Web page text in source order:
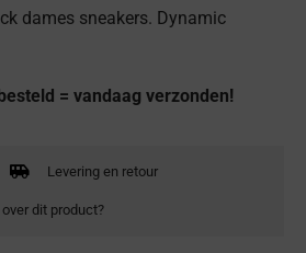
dames sneakers. Dynamic
= vandaag verzonden!
Levering en retour
dit product?